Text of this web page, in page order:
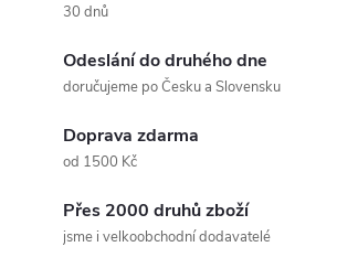
30 dnů
Odeslání do druhého dne
doručujeme po Česku a Slovensku
Doprava zdarma
od 1500 Kč
Přes 2000 druhů zboží
jsme i velkoobchodní dodavatelé